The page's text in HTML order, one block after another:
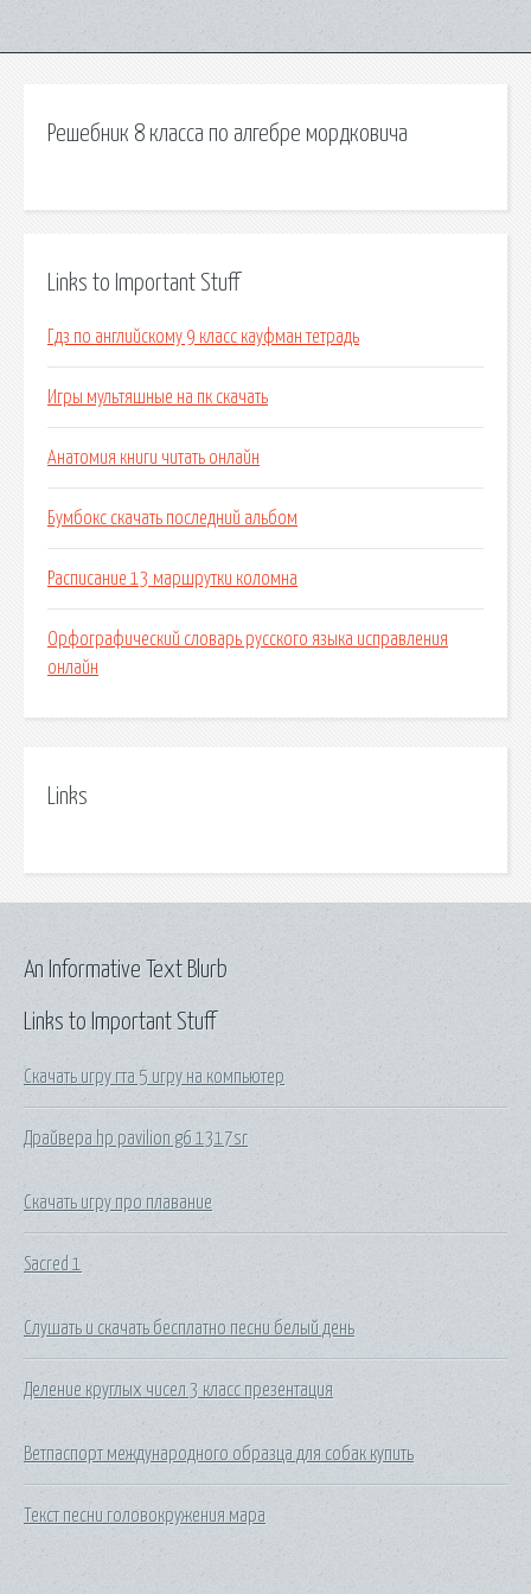
Решебник 8 класса по алгебре мордковича
Links to Important Stuff
Гдз по английскому 9 класс кауфман тетрадь
Игры мультяшные на пк скачать
Анатомия книги читать онлайн
Бумбокс скачать последний альбом
Расписание 13 маршрутки коломна
Орфографический словарь русского языка исправления
онлайн
Links
Links to Important Stuff
Скачать игру гта 5 игру на компьютер
Драйвера hp pavilion g6 1317sr
Скачать игру про плавание
Sacred 1
Слушать и скачать бесплатно песни белый день
Деление круглых чисел 3 класс презентация
Ветпаспорт международного образца для собак купить
Текст песни головокружения мара
An Informative Text Blurb